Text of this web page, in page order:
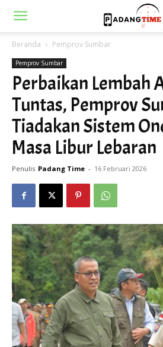
Beranda Pemprov Sumbar
Pemprov Sumbar
Perbaikan Lembah
Tuntas, Pemprov
Tiadakan Sistem
Masa Libur Lebaran
Penulis Padang Time - 16 Februari 2026